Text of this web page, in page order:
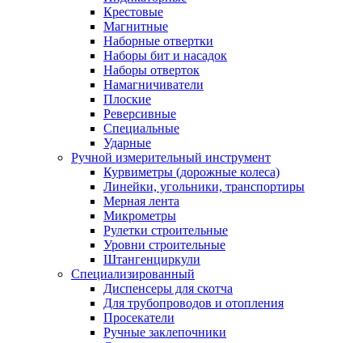
Крестовые
Магнитные
Наборные отвертки
Наборы бит и насадок
Наборы отверток
Намагничиватели
Плоские
Реверсивные
Специальные
Ударные
Ручной измерительный инструмент
Курвиметры (дорожные колеса)
Линейки, угольники, транспортиры
Мерная лента
Микрометры
Рулетки строительные
Уровни строительные
Штангенциркули
Специализированный
Диспенсеры для скотча
Для трубопроводов и отопления
Просекатели
Ручные заклепочники